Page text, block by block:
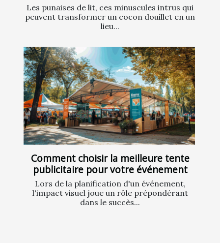
Les punaises de lit, ces minuscules intrus qui
peuvent transformer un cocon douillet en un
lieu...
Comment choisir la meilleure tente
publicitaire pour votre événement
Lors de la planification d'un événement,
l'impact visuel joue un rôle prépondérant
dans le succès...